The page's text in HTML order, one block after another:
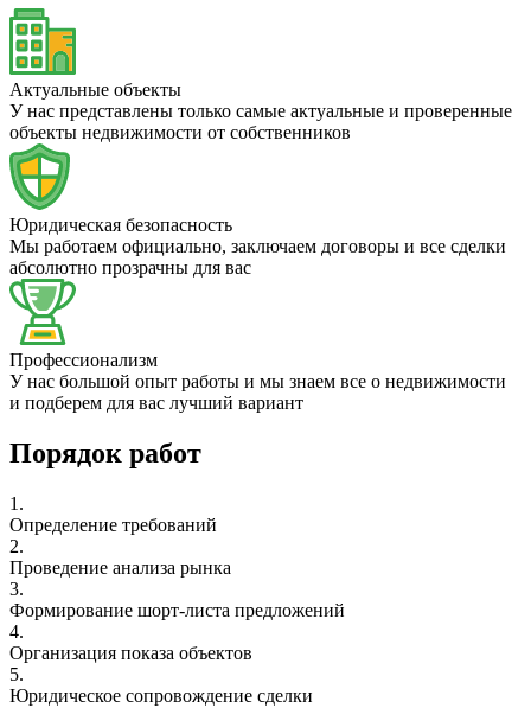
Актуальные объекты
У нас представлены только самые актуальные и проверенные
объекты недвижимости от собственников
Юридическая безопасность
Мы работаем официально, заключаем договоры и все сделки
абсолютно прозрачны для вас
Профессионализм
У нас большой опыт работы и мы знаем все о недвижимости
и подберем для вас лучший вариант
Порядок работ
1.
Определение требований
2.
Проведение анализа рынка
3.
Формирование шорт-листа предложений
4.
Организация показа объектов
5.
Юридическое сопровождение сделки